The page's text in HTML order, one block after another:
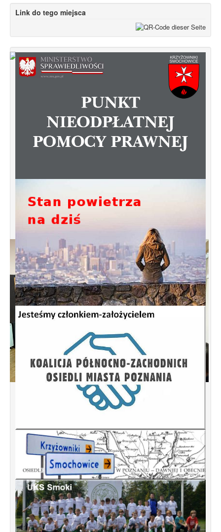
Od 1 stycznia 2023 roku zmiany w
funkcjonowaniu linii autobusowych
kursujących na Krzyżowniki-Smochowice
Spotkanie informacyjne w sprawie
budowy ulic Łebska, Łagowska,
Kociewska, Żukowska
Link do tego miejsca